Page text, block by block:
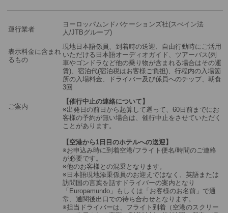
※複数のお部屋をご希望の場合は、複数回に分けてショッピングカ
運行業者
ヨーロッパムンドバケーションズ社(スぺイン法
人/JTBグループ)
表示料金に含まれ
るもの
現地日本語係員、到着時の送迎、自由行動時にご活用
いただける日本語オーディオガイド、ツアーバス(列
車やゴンドラなど他の乗り物が含まれる場合はその運
賃)、宿泊代(宿泊税はお客様ご負担)、行程内の入場箇
所の入場料金、ドライバー及び係員へのチップ、朝食
3回
ご案内
【催行中止の連絡について】
※出発日の前日から起算して遡って、60日前までにお
客様の予約が無い場合は、催行中止をさせていただく
ことがあります。
【空港から1日目のホテルへの送迎】
※お申込み時に到着空港/フライト便名/時間のご連絡
が必要です。
※他のお客様との混乗となります。
※日本語現地添乗係員のお迎えではなく、英語または
訪問国の言葉を話すドライバーの案内となり
「Europamundo」もしくは「お客様のお名前」で通
常、通関後出口での待ち合わせとなります。
※担当ドライバーは、フライト到着（空港のスクリー